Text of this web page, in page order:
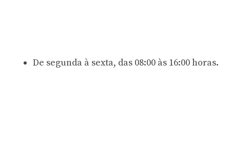
De segunda à sexta, das 08:00 às 16:00 horas.